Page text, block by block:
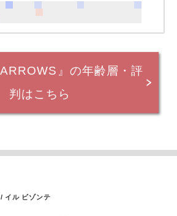
』の年齢層・評
判はこちら
/ イル ビゾンテ